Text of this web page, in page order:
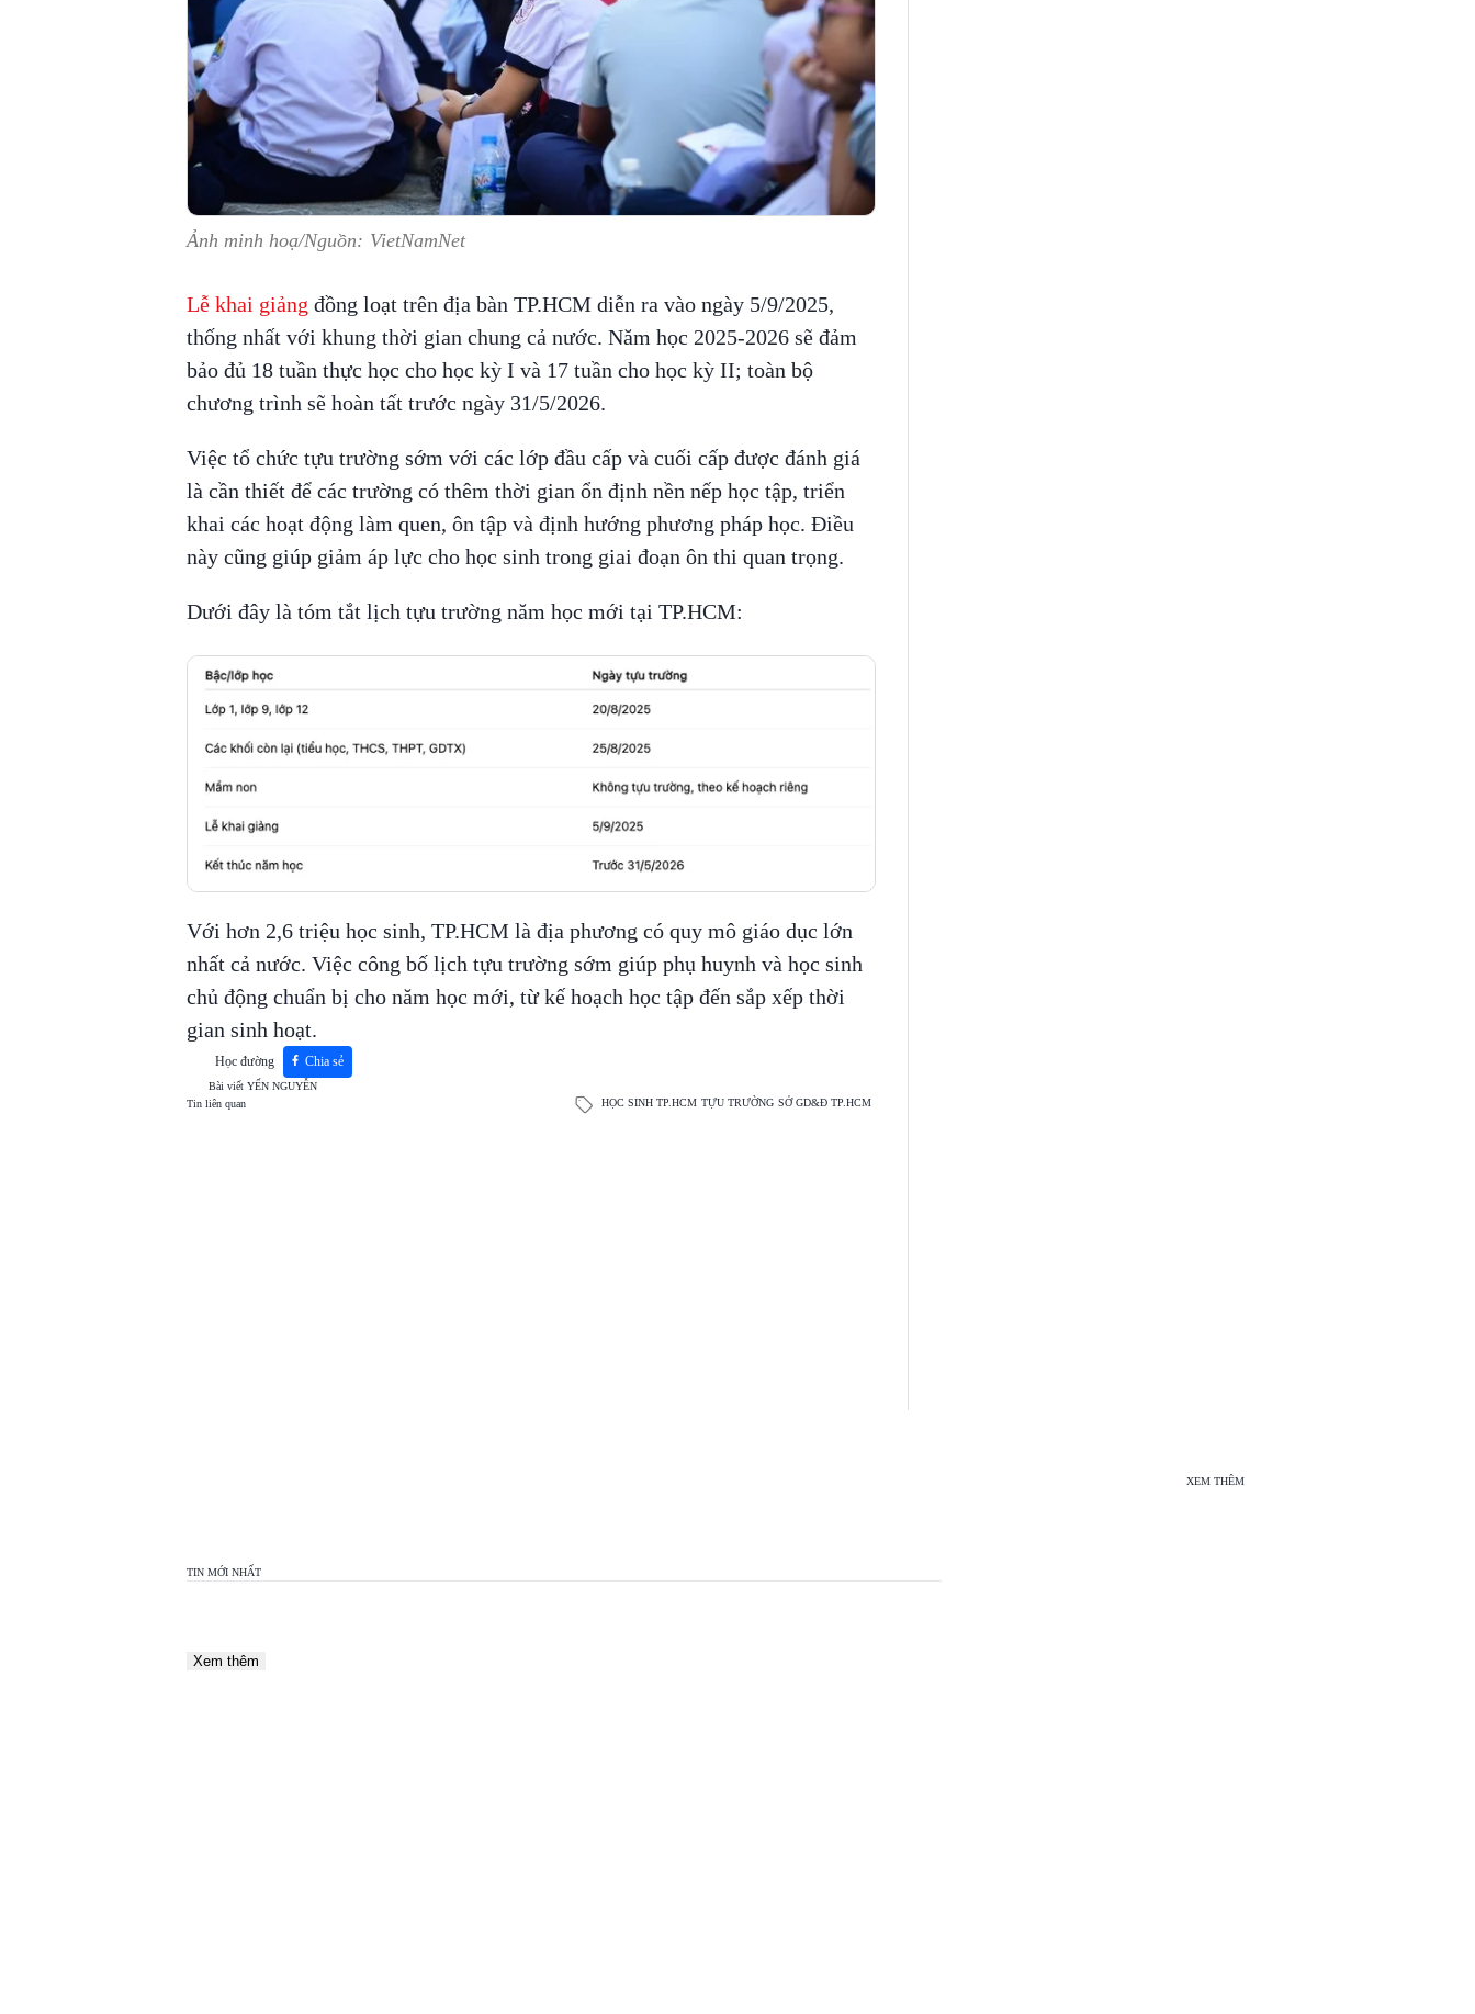
Ảnh minh hoạ/Nguồn: VietNamNet
Lễ khai giảng đồng loạt trên địa bàn TP.HCM diễn ra vào ngày 5/9/2025,
thống nhất với khung thời gian chung cả nước. Năm học 2025-2026 sẽ đảm
bảo đủ 18 tuần thực học cho học kỳ I và 17 tuần cho học kỳ II; toàn bộ
chương trình sẽ hoàn tất trước ngày 31/5/2026.
Việc tổ chức tựu trường sớm với các lớp đầu cấp và cuối cấp được đánh giá
là cần thiết để các trường có thêm thời gian ổn định nền nếp học tập, triển
khai các hoạt động làm quen, ôn tập và định hướng phương pháp học. Điều
này cũng giúp giảm áp lực cho học sinh trong giai đoạn ôn thi quan trọng.
Dưới đây là tóm tắt lịch tựu trường năm học mới tại TP.HCM:
Với hơn 2,6 triệu học sinh, TP.HCM là địa phương có quy mô giáo dục lớn
nhất cả nước. Việc công bố lịch tựu trường sớm giúp phụ huynh và học sinh
chủ động chuẩn bị cho năm học mới, từ kế hoạch học tập đến sắp xếp thời
gian sinh hoạt.
Học đường Chia sẻ
Bài viết YẾN NGUYỄN
Tin liên quan
HỌC SINH TP.HCM TỰU TRƯỜNG SỞ GD&Đ TP.HCM
XEM THÊM
TIN MỚI NHẤT
Xem thêm